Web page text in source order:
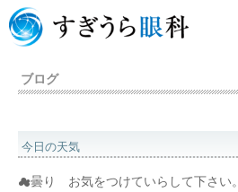
ブログ
今日の天気
☁曇り お気をつけていらして下さい。